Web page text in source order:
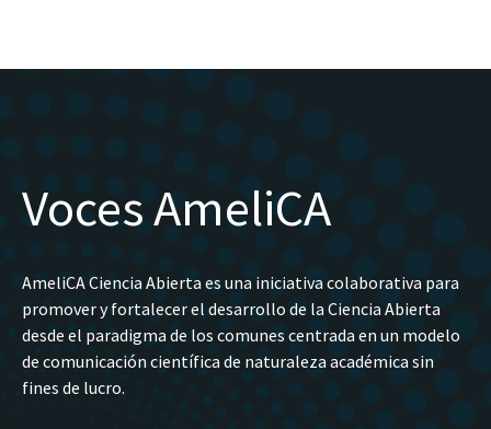
Voces AmeliCA
AmeliCA Ciencia Abierta es una iniciativa colaborativa para
promover y fortalecer el desarrollo de la Ciencia Abierta
desde el paradigma de los comunes centrada en un modelo
de comunicación científica de naturaleza académica sin
fines de lucro.